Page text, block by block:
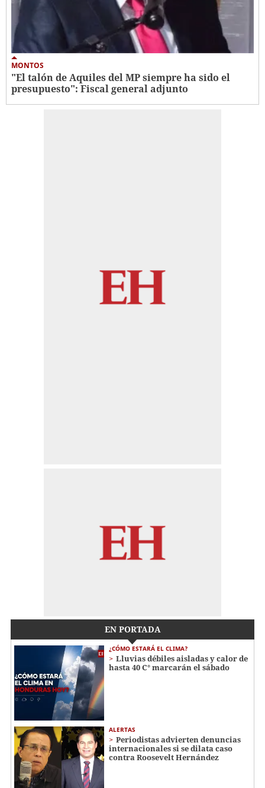
MONTOS
"El talón de Aquiles del MP siempre ha sido el
presupuesto": Fiscal general adjunto
EN PORTADA
¿CÓMO ESTARÁ EL CLIMA?
Lluvias débiles aisladas y calor de
hasta 40 C° marcarán el sábado
ALERTAS
Periodistas advierten denuncias
internacionales si se dilata caso
contra Roosevelt Hernández